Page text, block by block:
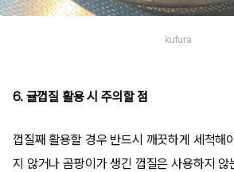
kufura
6. 귤껍질 활용 시 주의할 점
껍질째 활용할 경우 반드시 깨끗하게 세척해
지 않거나 곰팡이가 생긴 껍질은 사용하지 않